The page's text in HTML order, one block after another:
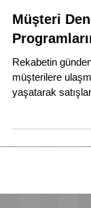
Müşteri
Rekabetin günden